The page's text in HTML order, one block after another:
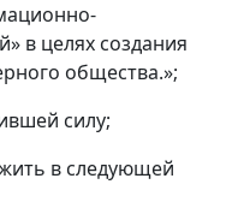
в целях создания
общества.»;
силу;
в следующей